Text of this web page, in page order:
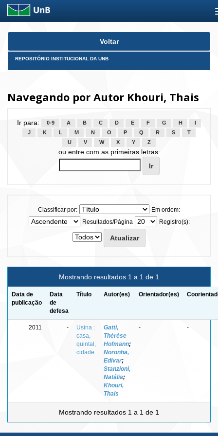
Skip
Voltar
REPOSITÓRIO INSTITUCIONAL DA UNB
Navegando por Autor Khouri, Thais
Ir para: 0-9 A B C D E F G H
J
K L M N O P Q R S
T
U
V W X Y Z
ou entre com as primeiras letras:
Classificar por:
Em ordem:
Resultados/Página
Registro(s):
Mostrando resultados 1 a 1 de 1
Data de
publicação
Data
de
defesa
Título Autor(es) Orientador(es)
2011 -
Usina :
casa,
quintal,
cidade
Gatti,
Thérèse
Hofmann;
Noronha,
Edivar;
Stanzioni,
Natália;
Khouri,
Thais
- -
Mostrando resultados 1 a 1 de 1